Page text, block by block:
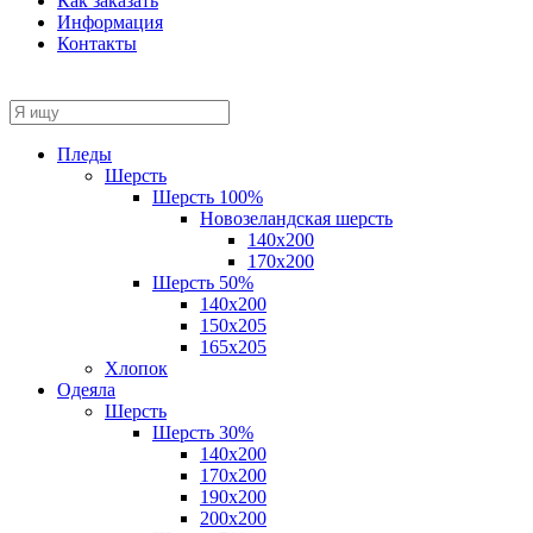
Информация
Контакты
Пледы
Шерсть
Шерсть 100%
Новозеландская шерсть
140х200
170x200
Шерсть 50%
140x200
150х205
165х205
Хлопок
Одеяла
Шерсть
Шерсть 30%
140х200
170х200
190х200
200х200